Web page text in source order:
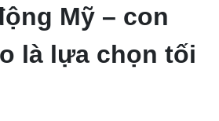
Mỹ – con
là lựa chọn tối